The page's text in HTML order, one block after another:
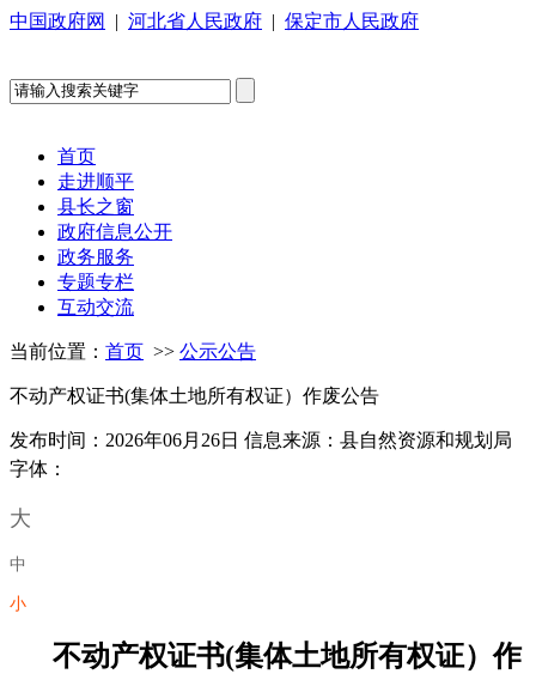
中国政府网 | 河北省人民政府 | 保定市人民政府
首页
走进顺平
县长之窗
政府信息公开
政务服务
专题专栏
互动交流
当前位置： 首页 >> 公示公告
不动产权证书(集体土地所有权证）作废公告
发布时间：2026年06月26日 信息来源：县自然资源和规划局
字体：
大
中
小
不动产权证书(集体土地所有权证）作